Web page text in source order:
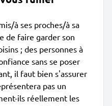
à ses proches/à sa
de faire garder son
; des personnes à
sans se poser
il faut bien s'assurer
pas un
ils réellement les